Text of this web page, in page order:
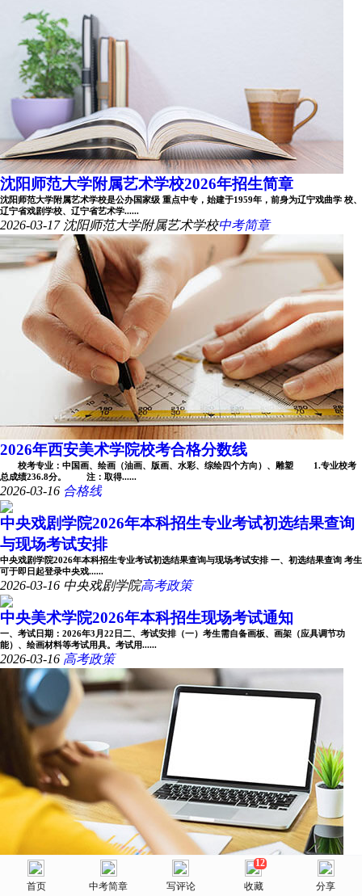
首页
美术网
选择省份 院校库 消息 我的
沈阳师范大学附属艺术学校2026年招生简章
沈阳师范大学附属艺术学校是公办国家级 重点中专，始建于1959年，前身为辽宁戏曲学 校、
辽宁省戏剧学校、辽宁省艺术学......
2026-03-17 沈阳师范大学附属艺术学校中考简章
2026年西安美术学院校考合格分数线
校考专业：中国画、绘画（油画、版画、水彩、综绘四个方向）、雕塑 1.专业校考
总成绩236.8分。 注：取得......
2026-03-16 合格线
中央戏剧学院2026年本科招生专业考试初选结果查询
与现场考试安排
中央戏剧学院2026年本科招生专业考试初选结果查询与现场考试安排 一、初选结果查询 考生
可于即日起登录中央戏......
2026-03-16 中央戏剧学院高考政策
中央美术学院2026年本科招生现场考试通知
一、考试日期：2026年3月22日二、考试安排（一）考生需自备画板、画架（应具调节功
能）、绘画材料等考试用具。考试用......
2026-03-16 高考政策
中国戏曲学院2026年戏曲类专业省际联考专业课成绩
首页 中考简章 写评论
12
收藏 分享